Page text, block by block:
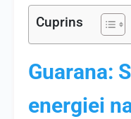
Cuprins
Guarana:
energiei